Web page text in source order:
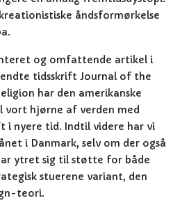
åndsformørkelse
og omfattende artikel i
tidsskrift Journal of the
har den amerikanske
vort hjørne af verden med
i nyere tid. Indtil videre har vi
i Danmark, selv om der også
ytret sig til støtte for både
stuerene variant, den
teori.